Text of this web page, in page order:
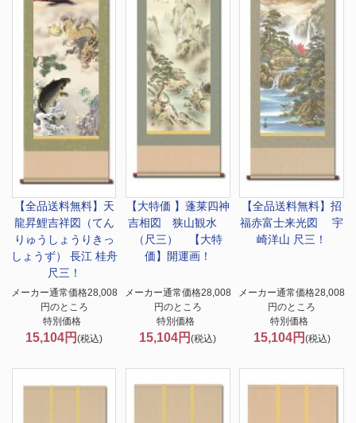
【全品送料無料】 天
龍昇鯉吉祥図（てん
りゅうしょうりきっ
しょうず） 長江 桂舟
尺三！
メーカー通常価格28,008
円のところ
特別価格
15,104円(税込)
【大特価 】 蓬莱四神
吉相図 狭山観水
（尺三） 【大特
価】開運画！
メーカー通常価格28,008
円のところ
特別価格
15,104円(税込)
【全品送料無料】招
福赤富士来光図 宇
崎洋山 尺三！
メーカー通常価格28,008
円のところ
特別価格
15,104円 (税込)